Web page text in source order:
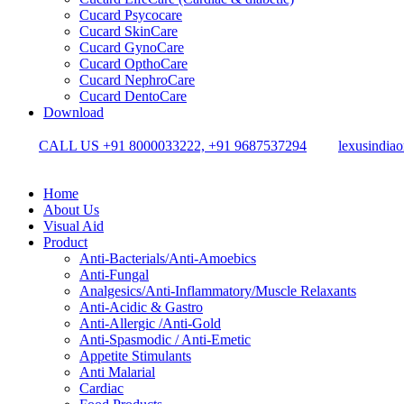
Cucard Psycocare
Cucard SkinCare
Cucard GynoCare
Cucard OpthoCare
Cucard NephroCare
Cucard DentoCare
Download
CALL US +91 8000033222, +91 9687537294
Home
About Us
Visual Aid
Product
Anti-Bacterials/Anti-Amoebics
Anti-Fungal
Analgesics/Anti-Inflammatory/Muscle Relaxants
Anti-Acidic & Gastro
Anti-Allergic /Anti-Gold
Anti-Spasmodic / Anti-Emetic
Appetite Stimulants
Anti Malarial
Cardiac